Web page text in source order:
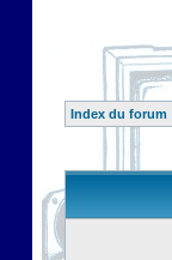
Index du forum